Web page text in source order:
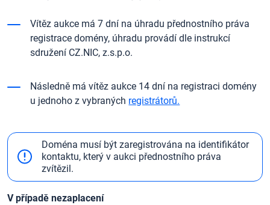
Vítěz aukce má 7 dní na úhradu přednostního práva
registrace domény, úhradu provádí dle instrukcí
sdružení CZ.NIC, z.s.p.o.
Následně má vítěz aukce 14 dní na registraci domény
u jednoho z vybraných registrátorů.
Doména musí být zaregistrována na identifikátor
kontaktu, který v aukci přednostního práva
zvítězil.
V případě nezaplacení